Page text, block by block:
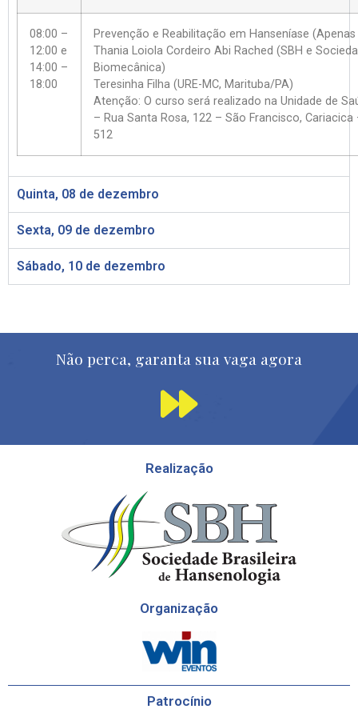
08:00 –
12:00 e
14:00 –
18:00
Prevenção e Reabilitação em Hanseníase
Thania Loiola Cordeiro Abi Rached (SBH e
Biomecânica)
Teresinha Filha (URE-MC, Marituba/PA)
Atenção: O curso será realizado na Unidade de
– Rua Santa Rosa, 122 – São Francisco, Cariacica
512
Quinta, 08 de dezembro
Sexta, 09 de dezembro
Sábado, 10 de dezembro
Não perca, garanta sua vaga agora
Realização
Organização
Patrocínio